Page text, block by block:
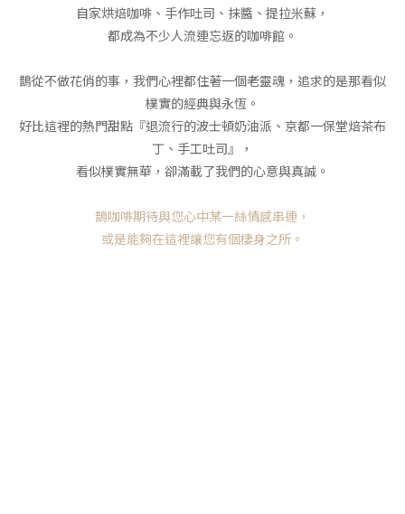
自家烘焙咖啡、手作吐司、抹醬、提拉米蘇，
都成為不少人流連忘返的咖啡館。
鵲從不做花俏的事，我們心裡都住著一個老靈魂，追求的是那看似
樸實的經典與永恆。
好比這裡的熱門甜點『退流行的波士頓奶油派、京都一保堂焙茶布
丁、手工吐司』，
看似樸實無華，卻滿載了我們的心意與真誠。
鵲咖啡期待與您心中某一絲情感串連，
或是能夠在這裡讓您有個棲身之所。